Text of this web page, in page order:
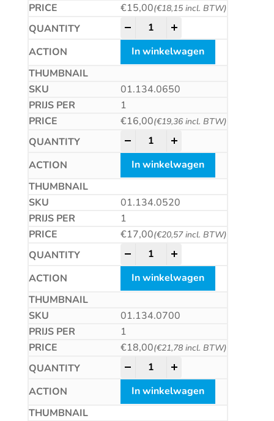
€15,00(€18,15incl. BTW)
HM plaatwerkboor,
In winkelwagen
01.134.0650
1
€16,00(€19,36incl. BTW)
HM plaatwerkboor,
In winkelwagen
01.134.0520
1
€17,00(€20,57incl. BTW)
HM plaatwerkboor,
In winkelwagen
01.134.0700
1
€18,00(€21,78incl. BTW)
HM plaatwerkboor,
In winkelwagen